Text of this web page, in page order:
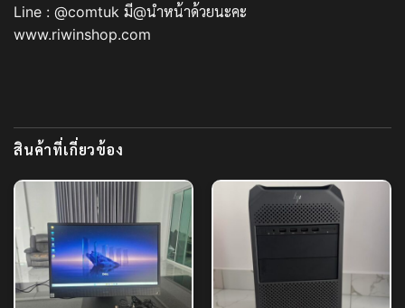
Line : @comtuk มี@นำหน้าด้วยนะคะ
www.riwinshop.com
สินค้าที่เกี่ยวข้อง